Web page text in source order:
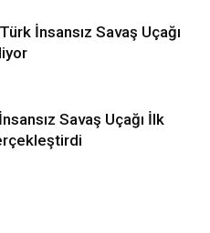
İnsansız Savaş Uçağı
Savaş Uçağı İlk